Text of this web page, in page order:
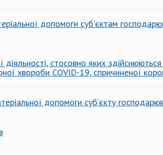
допомоги суб’єктам
діяльності, стосовно яких
хвороби COVID-19, спричиненої
допомоги суб’єкту